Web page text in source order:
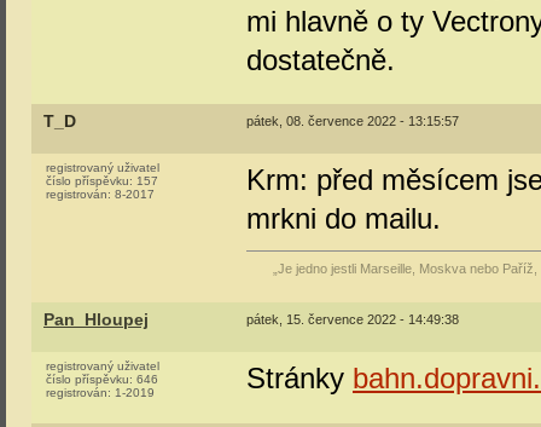
mi hlavně o ty
dostatečně.
T_D pátek, 08. července 2022 - 13:15:57
registrovaný uživatel
číslo příspěvku: 157
registrován: 8-2017
Krm: před měsícem
mrkni do mailu.
„Je jedno jestli Marseille, Moskva nebo
Pan_Hloupej pátek, 15. července 2022 - 14:49:38
registrovaný uživatel
číslo příspěvku: 646
registrován: 1-2019 Stránky